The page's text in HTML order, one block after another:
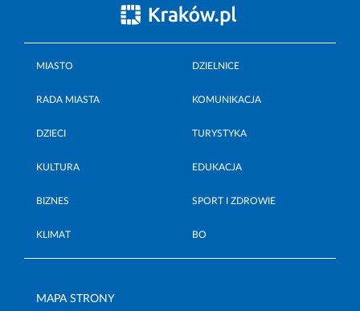
MIASTO DZIELNICE
RADA MIASTA KOMUNIKACJA
DZIECI TURYSTYKA
KULTURA EDUKACJA
BIZNES SPORT I ZDROWIE
KLIMAT BO
MAPA STRONY